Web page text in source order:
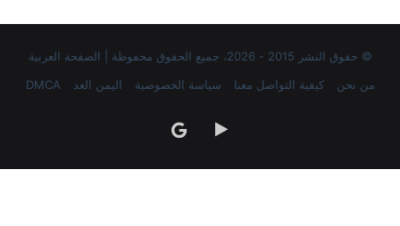
© حقوق النشر 2015 - 2026، جميع الحقوق محفوظة | الصفحة العربية
من نحن
كيفية التواصل معنا سياسة الخصوصية اليمن الغد DMCA
‏Google
Play
google
news